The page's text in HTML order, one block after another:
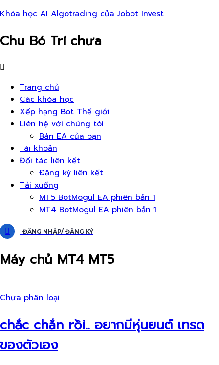
Khóa học AI Algotrading của Jobot Invest
Chu Bó Trí chưa
Thực
Trang chủ
Các khóa học
Xếp hạng Bot Thế giới
Liên hệ với chúng tôi
Bán EA của bạn
Tài khoản
Đối tác liên kết
Đăng ký liên kết
Tải xuống
MT5 BotMogul EA phiên bản 1
MT4 BotMogul EA phiên bản 1
ĐĂNG NHẬP/ ĐĂNG KÝ
Máy chủ MT4 MT5
Chưa phân loại
chắc chắn rồi.. อยากมีหุ่นยนต์​ เทรด
ของตัวเอง